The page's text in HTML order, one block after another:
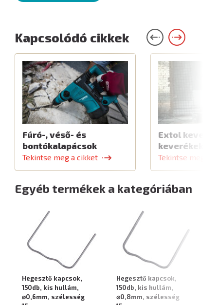
Kapcsolódó cikkek
Fúró-, véső- és
bontókalapácsok
Tekintse meg a cikket
Extol
Tekintse meg a
Egyéb termékek a kategóriában
Hegesztő kapcsok,
150db, kis hullám,
⌀0,6mm, szélesség
Hegesztő kapcsok,
150db, kis hullám,
⌀0,8mm, szélesség